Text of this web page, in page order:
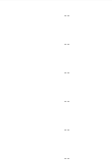
--
--
--
--
--
--